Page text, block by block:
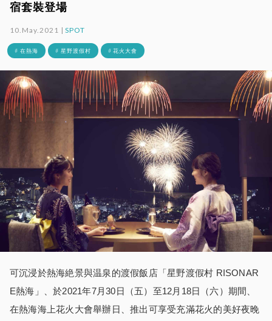
宿套裝登場
10.May.2021 |SPOT
# 在熱海 # 星野渡假村 # 花火大會
可沉浸於熱海絶景與温泉的渡假飯店「星野渡假村 RISONAR
E熱海」、於2021年7月30日（五）至12月18日（六）期間、
在熱海海上花火大會舉辦日、推出可享受充滿花火的美好夜晚